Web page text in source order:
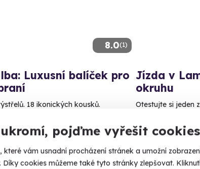
pojďme vyřešit cookies
vám usnadní procházení stránek a umožní
Díky cookies můžeme také tyto stránky zlepšovat.
8.0(1)
Luxusní balíček pro
18 ikonických kousků.
Jízda v
okruhu
Otestujte si jeden
Vysoké Mýto
(+ 3 další
2 990 Kč